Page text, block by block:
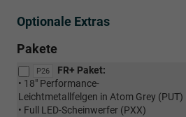
Optionale Extras
Pakete
P26
FR+ Paket:
• 18" Performance-
Leichtmetallfelgen in Atom Grey (PUT)
• Full LED-Scheinwerfer (PXX)